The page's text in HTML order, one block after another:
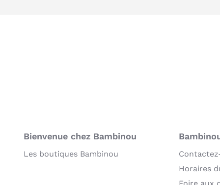
Bienvenue chez Bambinou
Les boutiques Bambinou
Horaires